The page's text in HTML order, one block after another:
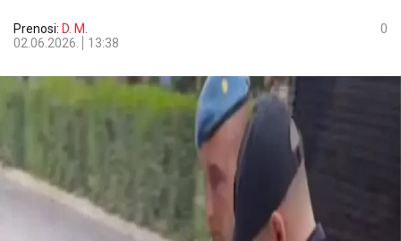
Prenosi: D. M.
02.06.2026.
13:38
0